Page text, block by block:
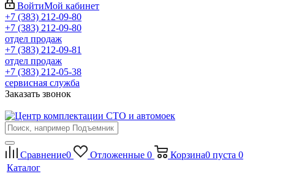
ВойтиМой кабинет
+7 (383) 212-09-80
+7 (383) 212-09-80
отдел продаж
+7 (383) 212-09-81
отдел продаж
+7 (383) 212-05-38
сервисная служба
Заказать звонок
Сравнение0 Отложенные 0 Корзина0 пуста 0
Каталог